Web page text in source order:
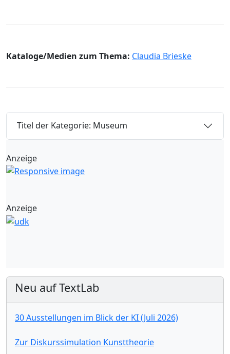
Kataloge/Medien zum Thema: Claudia Brieske
Titel der Kategorie: Museum
Anzeige
Anzeige
Neu auf TextLab
30 Ausstellungen im Blick der KI (Juli 2026)
Zur Diskurssimulation Kunsttheorie